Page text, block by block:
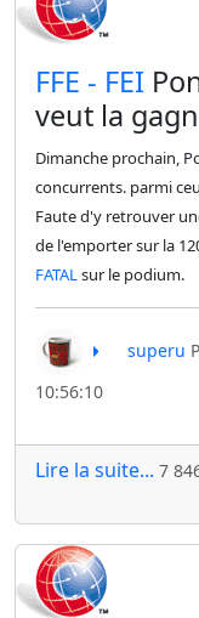
​FFE - FEI
veut la
Dimanche prochain,
concurrents. parmi
Faute d'y retrouver
de l'emporter sur la
FATALsur le podium.
superu
10:56:10
Lire la suite... 7